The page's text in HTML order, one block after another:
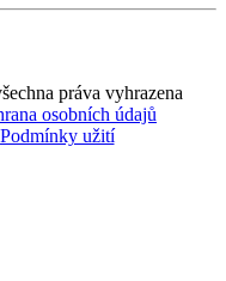
práva vyhrazena
osobních údajů
Podmínky užití